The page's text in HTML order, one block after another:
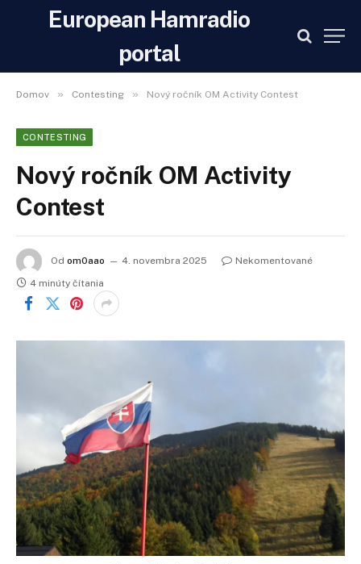
European Hamradio
portal
Domov » Contesting » Nový ročník OM Activity Contest
CONTESTING
Nový ročník OM Activity
Contest
Od om0aao 4. novembra 2025
Nekomentované
4 minúty čítania